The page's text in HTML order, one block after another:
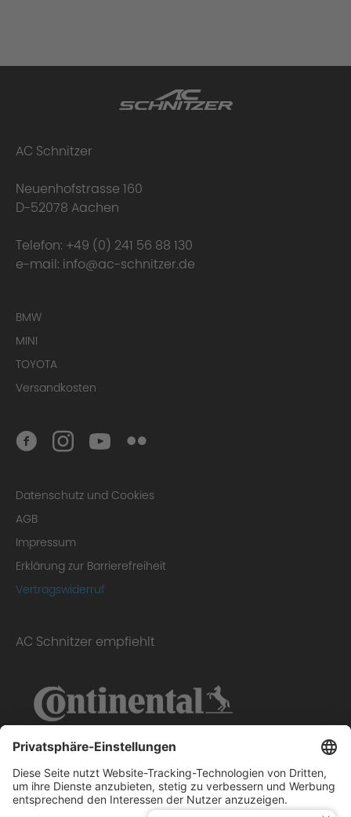
2. Precision Fit
EC Type Approval
AC Schnitzer
Neuenhofstrasse 160
D-52078 Aachen
Telefon: +49 (0) 241 56 88 130
e-mail: info@ac-schnitzer.de
BMW
MINI
TOYOTA
Versandkosten
Datenschutz und Cookies
AGB
Impressum
Erklärung zur Barrierefreiheit
Vertragswiderruf
AC Schnitzer empfiehlt